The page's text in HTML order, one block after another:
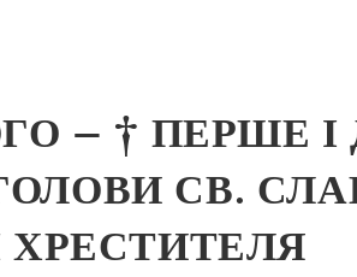
– † ПЕРШЕ І
СВ.
ХРЕСТИТЕЛЯ